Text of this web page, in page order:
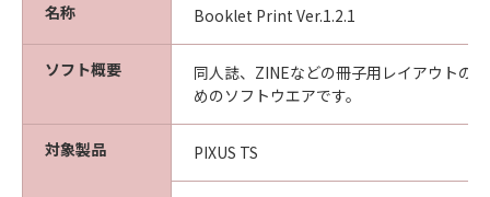
名称 Booklet Print Ver.1.2.1
ソフト概要
同人誌、ZINEなどの冊子用レイアウトの
めのソフトウエアです。
対象製品 PIXUS TS